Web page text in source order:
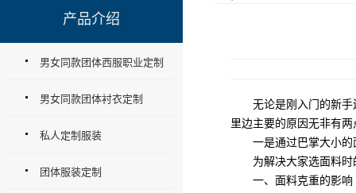
无论是刚入门的新手还
里边主要的原因无非有两
一是通过巴掌大小的面
为解决大家选面料时的
一、面料克重的影响
产品介绍
男女同款团体西服职业定制
男女同款团体衬衣定制
私人定制服装
团体服装定制